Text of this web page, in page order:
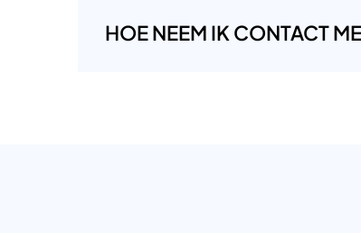
HOE NEEM IK CONTACT